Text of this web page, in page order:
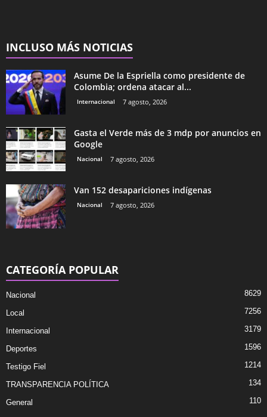
INCLUSO MÁS NOTICIAS
Asume De la Espriella como presidente de
Colombia; ordena atacar al...
Internacional 7 agosto, 2026
Gasta el Verde más de 3 mdp por anuncios en
Google
Nacional 7 agosto, 2026
Van 152 desapariciones indígenas
Nacional 7 agosto, 2026
CATEGORÍA POPULAR
Nacional 8629
Local 7256
Internacional 3179
Deportes 1596
Testigo Fiel 1214
TRANSPARENCIA POLÍTICA 134
General 110